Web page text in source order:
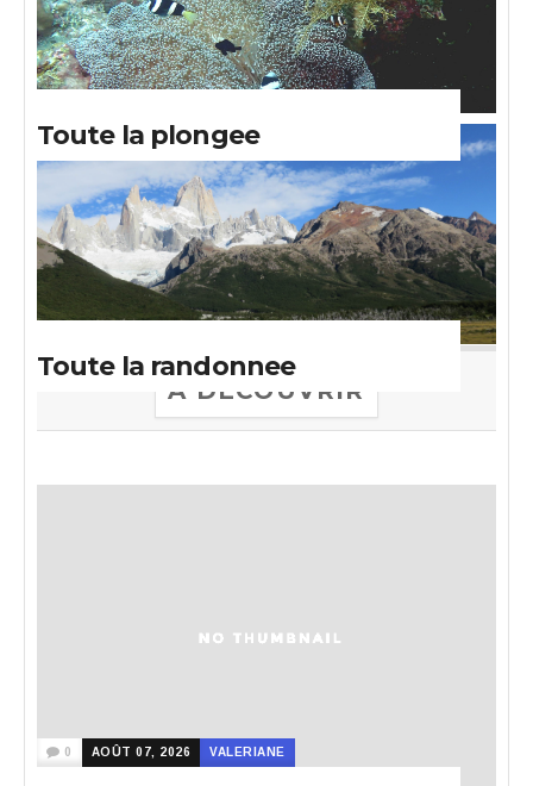
Toute la plongee
Toute la randonnee
A DECOUVRIR
0 AOÛT 07, 2026 VALERIANE